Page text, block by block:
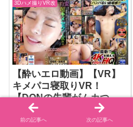
した デカ乳＆美尻に興奮
して大量中出し
3Dハメ撮りVR改
【酔いエロ動画】【VR】
キメパコ寝取りVR！
【DQNの先輩がムカつく
ヤツ】なので【コッソリ彼
女に媚薬】を飲ませ、ムリ
これぞ！素人
前の記事へ 次の記事へ